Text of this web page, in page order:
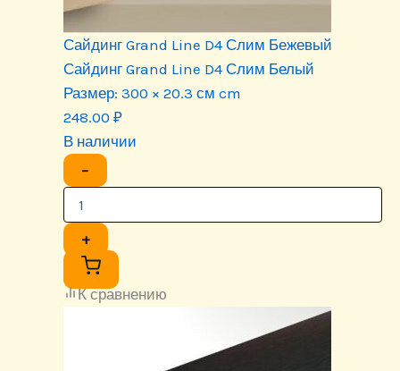
Сайдинг Grand Line D4 Слим Бежевый
Сайдинг Grand Line D4 Слим Белый
Размер: 300 × 20.3 см cm
248.00 ₽
В наличии
−
+
К сравнению